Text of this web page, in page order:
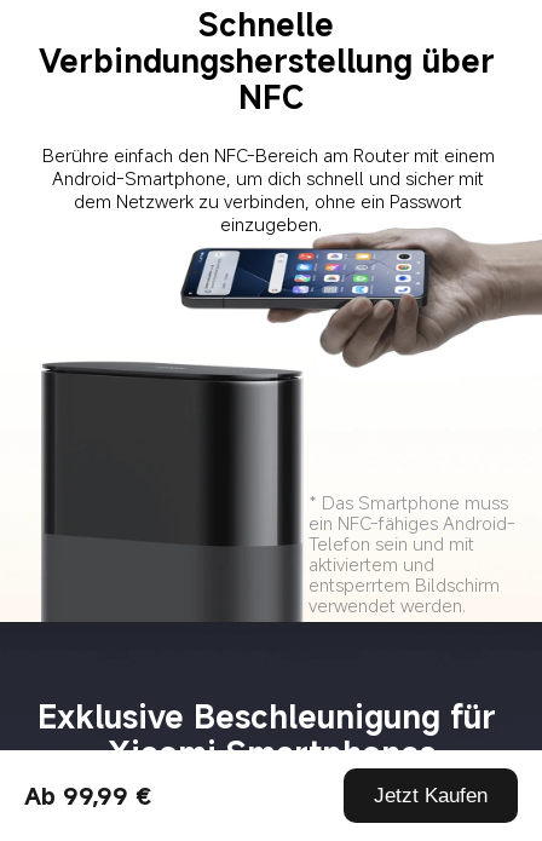
Ab 99,99 € Jetzt Kaufen
Schnelle
Verbindungsherstellung über
NFC
Berühre einfach den NFC-Bereich am Router mit einem
Android-Smartphone, um dich schnell und sicher mit
dem Netzwerk zu verbinden, ohne ein Passwort
einzugeben.
* Das Smartphone muss
ein NFC-fähiges Android-
Telefon sein und mit
aktiviertem und
entsperrtem Bildschirm
verwendet werden.
Exklusive Beschleunigung für
Xiaomi Smartphones
Xiaomi, Redmi und POCO Smartphones werden